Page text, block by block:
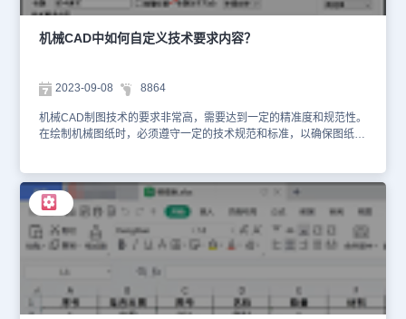
巧，希望对大家有所帮助。对于对此感兴趣的设计师小伙伴们，不妨
关注浩辰CAD官网教程专区。在后续CAD教程文章中，小编将会继
续与大家分享更多实用技巧！
机械CAD中如何自定义技术要求内容？
2023-09-08 8864
机械CAD制图技术的要求非常高，需要达到一定的精准度和规范性。
在绘制机械图纸时，必须遵守一定的技术规范和标准，以确保图纸的
下自定义技术要求内容的方法步骤，一起来看看吧！机械CAD中自定
义技术要求内容方法： 1、编辑默认技术要求文档 在电脑中打开浩辰
CAD机械软件的安装目录后，依次点击【MCADSetting】—
【jsyq】。在打开的【jsyq】文件夹中，可以直接修改【机械制图技
术要求.txt】文件，便可以直接显示。如下图所示： 2、导入已有技术
要求文档 （1）如果有已经编辑好的技术要求文档的话，可以在浩辰
【技术要求】。 （2）在弹出的【技术要求标注工具】对话框中，点
击【导入文件】按钮。 （3）最后选择需要导入的技术要求文件导入